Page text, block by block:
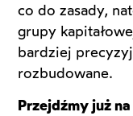
co do zasady,
grupy
bardziej
rozbudowane.
Przejdźmy już